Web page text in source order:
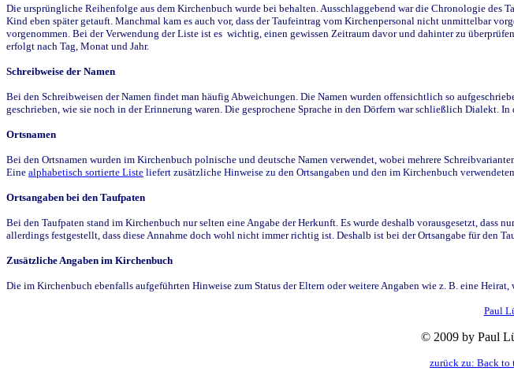
Die ursprüngliche Reihenfolge aus dem Kirchenbuch wurde bei behalten. Ausschlaggebend war die Chronologie
Kind eben später getauft. Manchmal kam es auch vor, dass der Taufeintrag vom Kirchenpersonal nicht unmittelbar
vorgenommen. Bei der Verwendung der Liste ist es wichtig, einen gewissen Zeitraum davor und dahinter zu
erfolgt nach Tag, Monat und Jahr.
Schreibweise der Namen
Bei den Schreibweisen der Namen findet man häufig Abweichungen. Die Namen wurden offensichtlich so
geschrieben, wie sie noch in der Erinnerung waren. Die gesprochene Sprache in den Dörfern war schließlich Dialekt.
Ortsnamen
Bei den Ortsnamen wurden im Kirchenbuch polnische und deutsche Namen verwendet, wobei mehrere
Eine alphabetisch sortierte Liste liefert zusätzliche Hinweise zu den Ortsangaben und den im Kirchenbuch
Ortsangaben bei den Taufpaten
Bei den Taufpaten stand im Kirchenbuch nur selten eine Angabe der Herkunft. Es wurde deshalb vorausgesetzt,
allerdings festgestellt, dass diese Annahme doch wohl nicht immer richtig ist. Deshalb ist bei der Ortsangabe für den
Zusätzliche Angaben im Kirchenbuch
Die im Kirchenbuch ebenfalls aufgeführten Hinweise zum Status der Eltern oder weitere Angaben wie z. B. eine Heirat,
Paul
© 2009 by Paul
zurück zu: Back to